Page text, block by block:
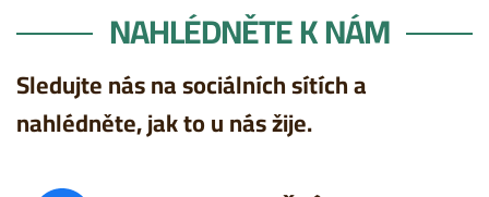
NAHLÉDNĚTE K NÁM
Sledujte nás na sociálních sítích a
nahlédněte, jak to u nás žije.